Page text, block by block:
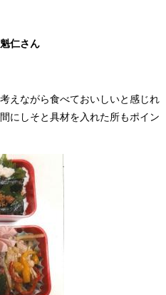
仁さん
えながら食べておいしいと感じれ
にしそと具材を入れた所もポイン